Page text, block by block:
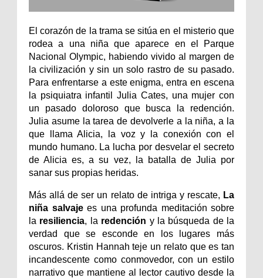
El corazón de la trama se sitúa en el misterio que
rodea a una niña que aparece en el Parque
Nacional Olympic, habiendo vivido al margen de
la civilización y sin un solo rastro de su pasado.
Para enfrentarse a este enigma, entra en escena
la psiquiatra infantil Julia Cates, una mujer con
un pasado doloroso que busca la redención.
Julia asume la tarea de devolverle a la niña, a la
que llama Alicia, la voz y la conexión con el
mundo humano. La lucha por desvelar el secreto
de Alicia es, a su vez, la batalla de Julia por
sanar sus propias heridas.
Más allá de ser un relato de intriga y rescate, La
niña salvajees una profunda meditación sobre
la resiliencia, la redención y la búsqueda de la
verdad que se esconde en los lugares más
oscuros. Kristin Hannah teje un relato que es tan
incandescente como conmovedor, con un estilo
narrativo que mantiene al lector cautivo desde la